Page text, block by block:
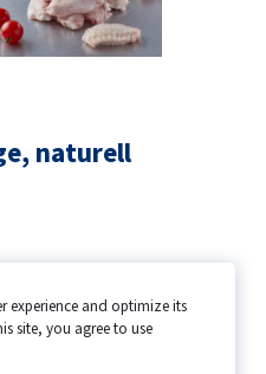
naturell
experience and optimize its
site, you agree to use